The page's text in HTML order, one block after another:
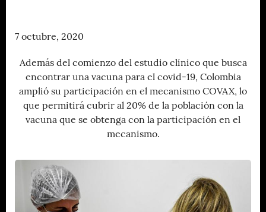
7 octubre, 2020
Además del comienzo del estudio clínico que busca
encontrar una vacuna para el covid-19, Colombia
amplió su participación en el mecanismo COVAX, lo
que permitirá cubrir al 20% de la población con la
vacuna que se obtenga con la participación en el
mecanismo.